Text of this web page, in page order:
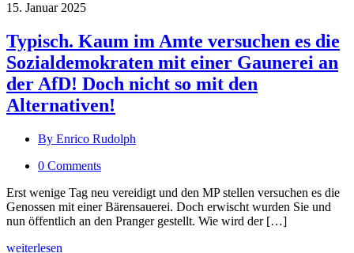
15. Januar 2025
Typisch. Kaum im Amte versuchen es die
Sozialdemokraten mit einer Gaunerei an
der AfD! Doch nicht so mit den
Alternativen!
By Enrico Rudolph
0 Comments
Erst wenige Tag neu vereidigt und den MP stellen versuchen es die
Genossen mit einer Bärensauerei. Doch erwischt wurden Sie und
nun öffentlich an den Pranger gestellt. Wie wird der […]
weiterlesen